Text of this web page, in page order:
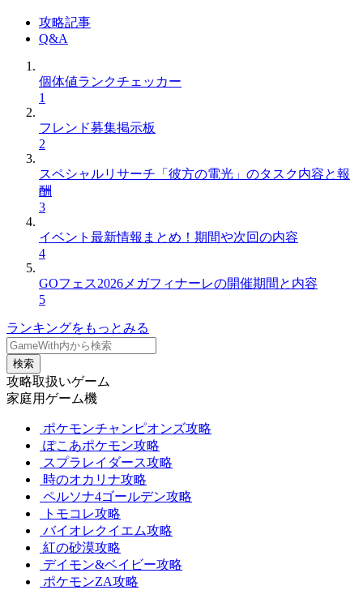
攻略記事
Q&A
個体値ランクチェッカー
1
フレンド募集掲示板
2
スペシャルリサーチ「彼方の電光」のタスク内容と報
酬
3
イベント最新情報まとめ！期間や次回の内容
4
GOフェス2026メガフィナーレの開催期間と内容
5
ランキングをもっとみる
検索
攻略取扱いゲーム
家庭用ゲーム機
ポケモンチャンピオンズ攻略
ぽこあポケモン攻略
スプラレイダース攻略
時のオカリナ攻略
ペルソナ4ゴールデン攻略
トモコレ攻略
バイオレクイエム攻略
紅の砂漠攻略
デイモン&ベイビー攻略
ポケモンZA攻略